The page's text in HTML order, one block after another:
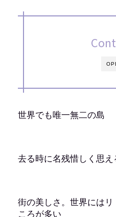
世界でも唯一無二の島
去る時に名残惜しく思
街の美しさ。世界には
ころが多い